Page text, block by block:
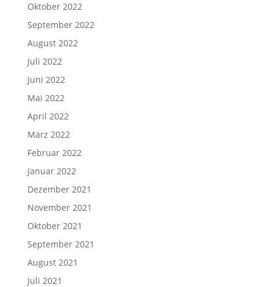
Oktober 2022
September 2022
August 2022
Juli 2022
Juni 2022
Mai 2022
April 2022
März 2022
Februar 2022
Januar 2022
Dezember 2021
November 2021
Oktober 2021
September 2021
August 2021
Juli 2021